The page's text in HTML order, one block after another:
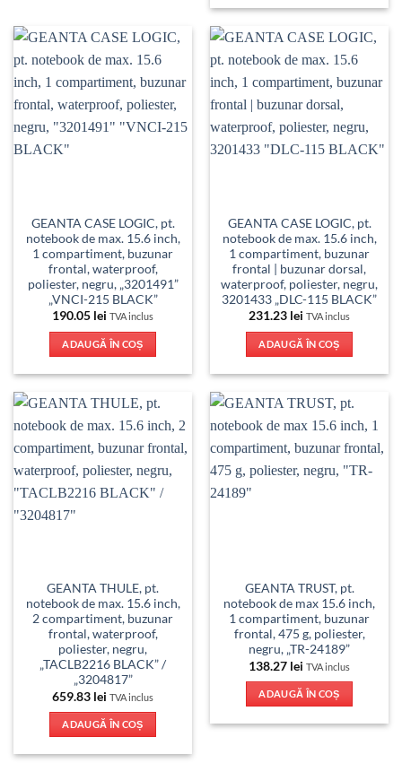
GEANTA CASE LOGIC, pt.
notebook de max. 15.6 inch,
1 compartiment, buzunar
frontal, waterproof,
poliester, negru, „3201491”
„VNCI-215 BLACK”
190.05 lei TVA inclus
ADAUGĂ ÎN COȘ
GEANTA CASE LOGIC, pt.
notebook de max. 15.6 inch,
1 compartiment, buzunar
frontal | buzunar dorsal,
waterproof, poliester, negru,
3201433 „DLC-115 BLACK”
231.23 lei TVA inclus
ADAUGĂ ÎN COȘ
GEANTA THULE, pt.
notebook de max. 15.6 inch,
2 compartiment, buzunar
frontal, waterproof,
poliester, negru,
„TACLB2216 BLACK” /
„3204817”
659.83 lei TVA inclus
ADAUGĂ ÎN COȘ
GEANTA TRUST, pt.
notebook de max 15.6 inch,
1 compartiment, buzunar
frontal, 475 g, poliester,
negru, „TR-24189”
138.27 lei TVA inclus
ADAUGĂ ÎN COȘ